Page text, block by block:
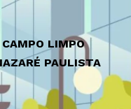
LIMPO
PAULISTA